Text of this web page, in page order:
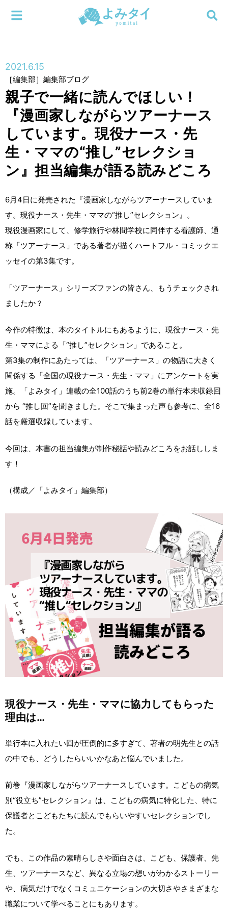
連載
新刊
特集
検索する
メニューを閉じる
2021.6.15
［編集部］編集部ブログ
親子で一緒に読んでほしい！
『漫画家しながらツアーナース
しています。現役ナース・先
生・ママの“推し”セレクショ
ン』担当編集が語る読みどころ
6月4日に発売された『漫画家しながらツアーナースしていま
す。現役ナース・先生・ママの“推し”セレクション』。
現役漫画家にして、修学旅行や林間学校に同伴する看護師、通
称「ツアーナース」である著者が描くハートフル・コミックエ
ッセイの第3集です。
「ツアーナース」シリーズファンの皆さん、もうチェックされ
ましたか？
今作の特徴は、本のタイトルにもあるように、現役ナース・先
生・ママによる「“推し”セレクション」であること。
第3集の制作にあたっては、「ツアーナース」の物語に大きく
関係する「全国の現役ナース・先生・ママ」にアンケートを実
施。「よみタイ」連載の全100話のうち前2巻の単行本未収録回
から “推し回”を聞きました。そこで集まった声も参考に、全16
話を厳選収録しています。
今回は、本書の担当編集が制作秘話や読みどころをお話ししま
す！
（構成／「よみタイ」編集部）
現役ナース・先生・ママに協力してもらった
理由は…
単行本に入れたい回が圧倒的に多すぎて、著者の明先生との話
の中でも、どうしたらいいかなあと悩んでいました。
前巻『漫画家しながらツアーナースしています。こどもの病気
別“役立ち”セレクション』は、こどもの病気に特化した、特に
保護者とこどもたちに読んでもらいやすいセレクションでし
た。
でも、この作品の素晴らしさや面白さは、こども、保護者、先
生、ツアーナースなど、異なる立場の想いがわかるストーリー
や、病気だけでなくコミュニケーションの大切さやさまざまな
職業について学べることにもあります。